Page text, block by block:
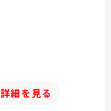
詳細を見る